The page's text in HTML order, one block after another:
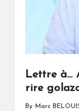
Lettre à…
rire
By Marc